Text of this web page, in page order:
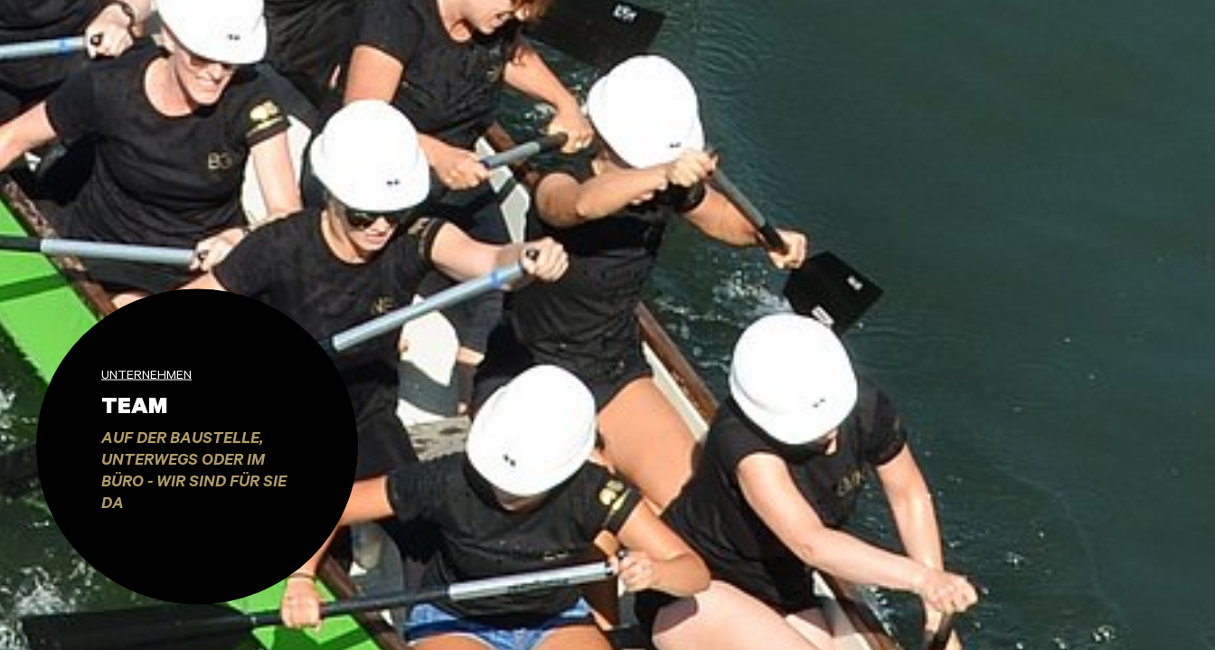
UNTERNEHMEN
TEAM
AUF DER BAUSTELLE,
UNTERWEGS ODER IM
BÜRO - WIR SIND FÜR SIE
DA